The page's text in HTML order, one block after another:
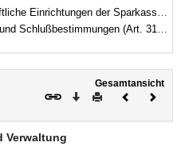
der Sparkassen (Art. 22–30)
Schlußbestimmungen (Art. 31–32)
Gesamtansicht
Download
DruckenVorheriges
Verwaltung